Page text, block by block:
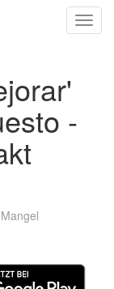
-
Mangel